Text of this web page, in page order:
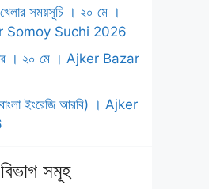
সময়সূচি । ২০ মে ।
Somoy Suchi 2026
। ২০ মে । Ajker Bazar
ইংরেজি আরবি) । Ajker
বিভাগ সমূহ